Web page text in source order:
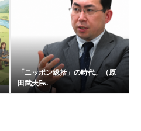
「ニッポン総括」の時代。（原
田武夫の̶...